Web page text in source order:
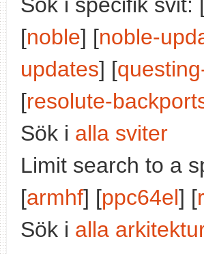
[noble] [noble-
updates] [
[resolute-
Sök i alla sviter
Limit search to a
[armhf] [ppc64el] [
Sök i alla